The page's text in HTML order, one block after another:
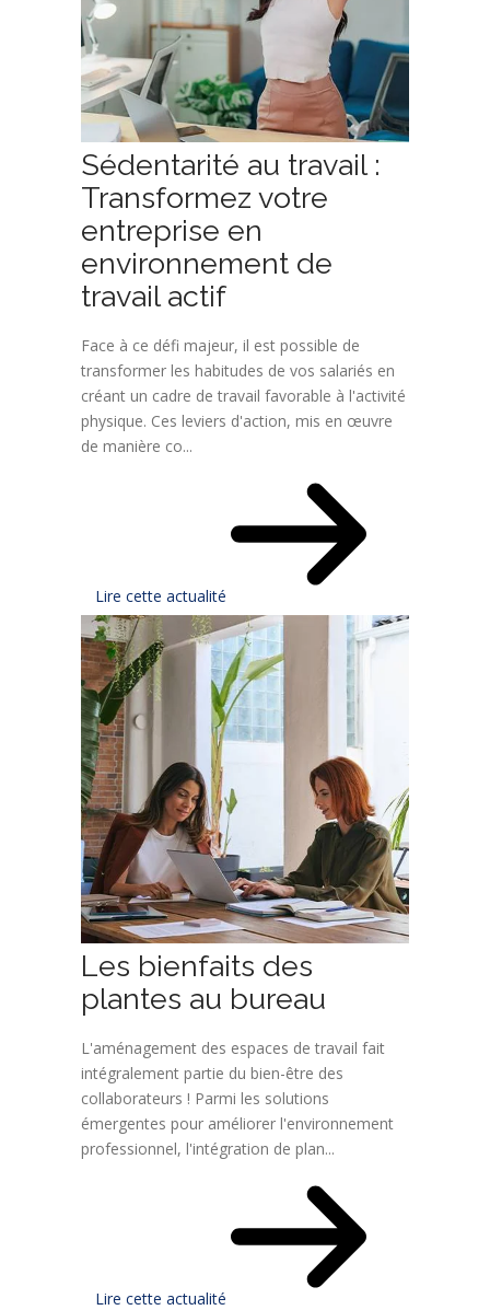
Sédentarité au travail :
Transformez votre
entreprise en
environnement de
travail actif
Face à ce défi majeur, il est possible de
transformer les habitudes de vos salariés en
créant un cadre de travail favorable à l'activité
physique. Ces leviers d'action, mis en œuvre
de manière co...
Lire cette actualité
Les bienfaits des
plantes au bureau
L'aménagement des espaces de travail fait
intégralement partie du bien-être des
collaborateurs ! Parmi les solutions
émergentes pour améliorer l'environnement
professionnel, l'intégration de plan...
Lire cette actualité